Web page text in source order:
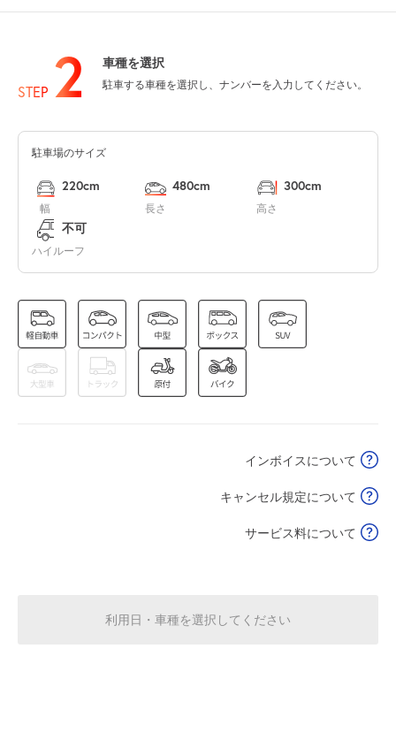
8月13日 (木) ¥1,000
8月14日 (金) ¥1,000
8月15日 (土) ¥1,000
0:00～24:00
¥1,000
空き1
空き1
¥1,000
¥1,000
STEP 2 車種を選択
駐車する車種を選択し、ナンバーを入力してください。
駐車場のサイズ
幅
220cm
長さ
480cm
高さ
300cm
ハイルーフ
不可
インボイスについて
キャンセル規定について
サービス料について
利用日・車種を選択してください